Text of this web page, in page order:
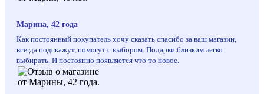
Марина, 42 года
Как постоянный покупатель хочу сказать спасибо за ваш магазин,
всегда подскажут, помогут с выбором. Подарки близким легко
выбирать. И постоянно появляется что-то новое.